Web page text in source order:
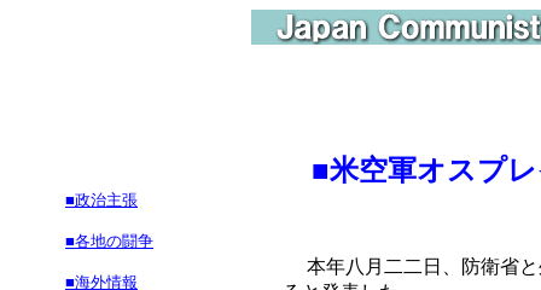
■政治主張
■各地の闘争
■海外情報
■米空軍オスプ
本年八月二二日、防衛省と